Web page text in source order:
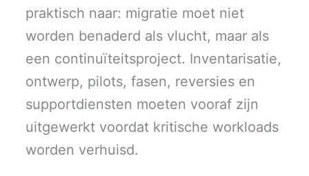
praktisch naar: migratie moet niet
worden benaderd als vlucht, maar als
een continuïteitsproject. Inventarisatie,
ontwerp, pilots, fasen, reversies en
supportdiensten moeten vooraf zijn
uitgewerkt voordat kritische workloads
worden verhuisd.